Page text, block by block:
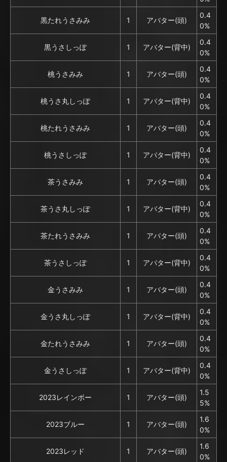
黒たれうさみみ 1 アバター(頭)
0.4
0%
黒うさしっぽ 1 アバター(背中)
0.4
0%
桃うさみみ 1 アバター(頭)
0.4
0%
桃うさ丸しっぽ 1 アバター(背中)
0.4
0%
桃たれうさみみ 1 アバター(頭)
0.4
0%
桃うさしっぽ 1 アバター(背中)
0.4
0%
茶うさみみ 1 アバター(頭)
0.4
0%
茶うさ丸しっぽ 1 アバター(背中)
0.4
0%
茶たれうさみみ 1 アバター(頭)
0.4
0%
茶うさしっぽ 1 アバター(背中)
0.4
0%
金うさみみ 1 アバター(頭)
0.4
0%
金うさ丸しっぽ 1 アバター(背中)
0.4
0%
金たれうさみみ 1 アバター(頭)
0.4
0%
金うさしっぽ 1 アバター(背中)
0.4
0%
2023レインボー 1 アバター(頭)
1.5
5%
2023ブルー 1 アバター(頭)
1.6
0%
2023レッド 1 アバター(頭)
1.6
0%